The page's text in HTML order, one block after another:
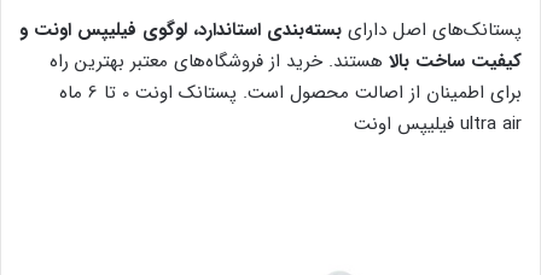
پستانک‌های اصل دارای بسته‌بندی استاندارد، لوگوی فیلیپس اونت و
کیفیت ساخت بالا هستند. خرید از فروشگاه‌های معتبر بهترین راه
برای اطمینان از اصالت محصول است. پستانک اونت 0 تا 6 ماه
ultra air فیلیپس اونت